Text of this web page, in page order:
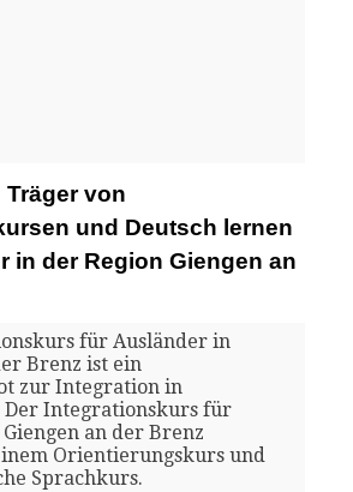
von
und Deutsch lernen
in der Region Giengen an
für Ausländer in
Brenz ist ein
zur Integration in
Der Integrationskurs für
an der Brenz
Orientierungskurs und
Sprachkurs.